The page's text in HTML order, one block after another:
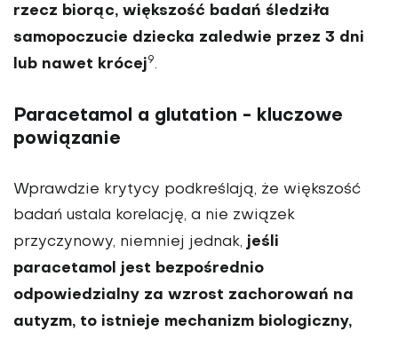
rzecz biorąc, większość badań śledziła
samopoczucie dziecka zaledwie przez 3 dni
lub nawet krócej9.
Paracetamol a glutation - kluczowe
powiązanie
Wprawdzie krytycy podkreślają, że większość
badań ustala korelację, a nie związek
przyczynowy, niemniej jednak, jeśli
paracetamol jest bezpośrednio
odpowiedzialny za wzrost zachorowań na
autyzm, to istnieje mechanizm biologiczny,